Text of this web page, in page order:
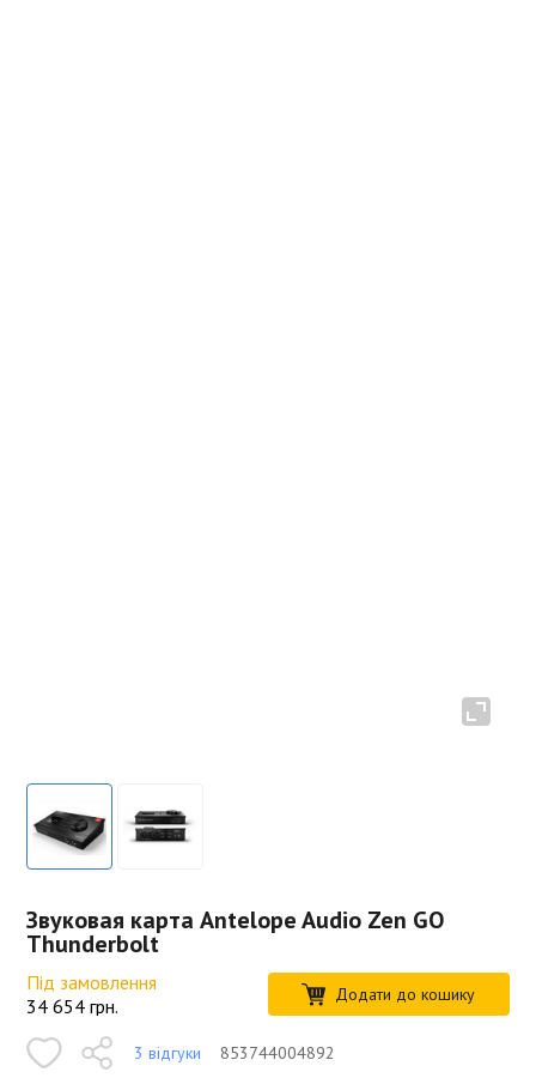
Звуковая карта Antelope Audio Zen GO
Thunderbolt
Під замовлення
34 654 грн. Додати до кошику
3 відгуки 853744004892